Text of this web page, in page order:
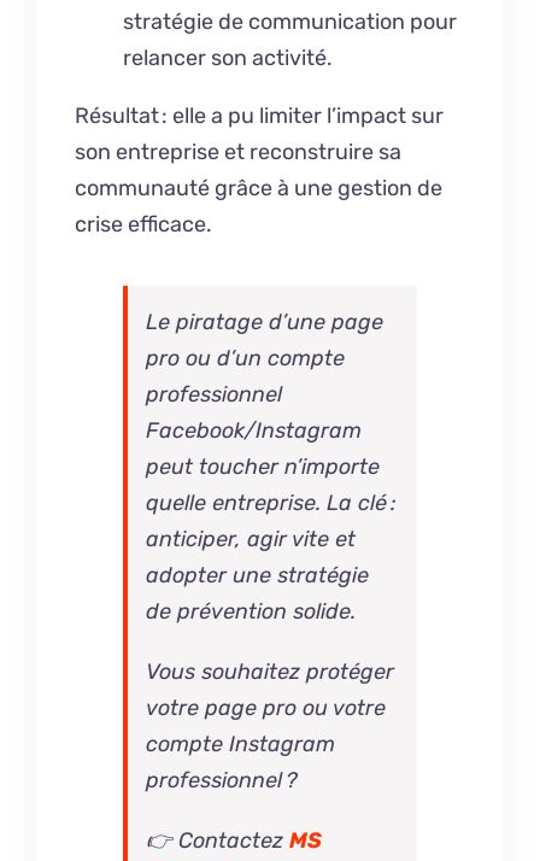
stratégie de communication pour
relancer son activité.
Résultat : elle a pu limiter l’impact sur
son entreprise et reconstruire sa
communauté grâce à une gestion de
crise efficace.
Le piratage d’une page
pro ou d’un compte
professionnel
Facebook/Instagram
peut toucher n’importe
quelle entreprise. La clé :
anticiper, agir vite et
adopter une stratégie
de prévention solide.
Vous souhaitez protéger
votre page pro ou votre
compte Instagram
professionnel ?
👉 ContactezMS